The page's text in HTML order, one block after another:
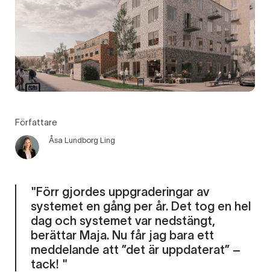
Författare
Åsa Lundborg Ling
"Förr gjordes uppgraderingar av
systemet en gång per år. Det tog en hel
dag och systemet var nedstängt,
berättar Maja. Nu får jag bara ett
meddelande att ”det är uppdaterat” –
tack! "